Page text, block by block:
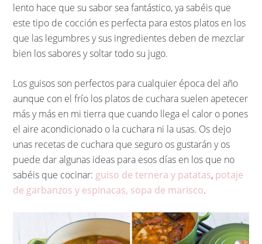
lento hace que su sabor sea fantástico, ya sabéis que
este tipo de cocción es perfecta para estos platos en los
que las legumbres y sus ingredientes deben de mezclar
bien los sabores y soltar todo su jugo.
Los guisos son perfectos para cualquier época del año
aunque con el frío los platos de cuchara suelen apetecer
más y más en mi tierra que cuando llega el calor o pones
el aire acondicionado o la cuchara ni la usas. Os dejo
unas recetas de cuchara que seguro os gustarán y os
puede dar algunas ideas para esos días en los que no
sabéis que cocinar: guiso de ternera y patatas, potaje
de garbanzos y espinacas, sopa de marisco.